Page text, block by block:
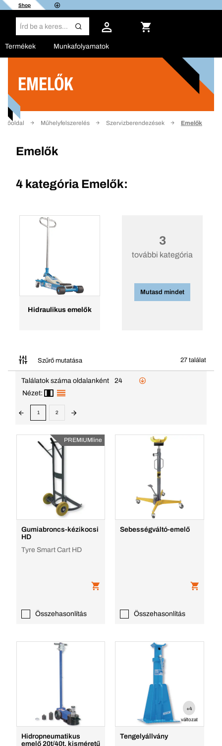
Shop
Termékek Munkafolyamatok
EMELŐK
Főoldal Műhelyfelszerelés Szervizberendezések Emelők
Emelők
4 kategória Emelők:
Hidraulikus emelők
3
további kategória
Mutasd mindet
Szűrő mutatása 27 találat
Szűrő
Találatok száma oldalanként
24
Nézet:
1 2
PREMIUMline
Gumiabroncs-kézikocsi
HD
Tyre Smart Cart HD
Összehasonlítás
Sebességváltó-emelő
Összehasonlítás
Hidropneumatikus
emelő 20t/40t, kisméretű
+4
változat
Tengelyállvány